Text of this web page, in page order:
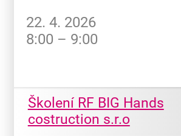
22. 4. 2026
8:00 – 9:00
Školení RF BIG Hands
costruction s.r.o